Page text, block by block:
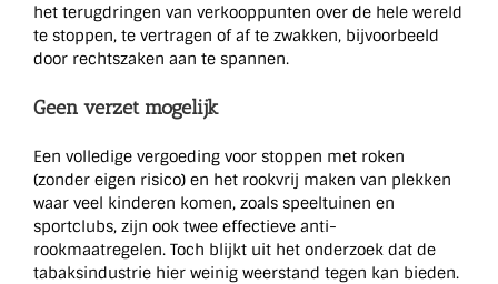
het terugdringen van verkooppunten over de hele wereld
te stoppen, te vertragen of af te zwakken, bijvoorbeeld
door rechtszaken aan te spannen.
Geen verzet mogelijk
Een volledige vergoeding voor stoppen met roken
(zonder eigen risico) en het rookvrij maken van plekken
waar veel kinderen komen, zoals speeltuinen en
sportclubs, zijn ook twee effectieve anti-
rookmaatregelen. Toch blijkt uit het onderzoek dat de
tabaksindustrie hier weinig weerstand tegen kan bieden.